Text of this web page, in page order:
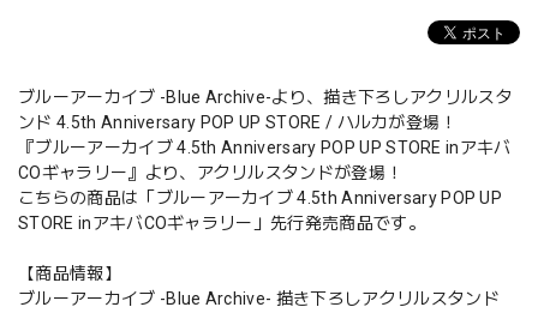
ブルーアーカイブ -Blue Archive-より、描き下ろしアクリルスタ
ンド 4.5th Anniversary POP UP STORE / ハルカが登場！
『ブルーアーカイブ 4.5th Anniversary POP UP STORE inアキバ
COギャラリー』より、アクリルスタンドが登場！
こちらの商品は「ブルーアーカイブ 4.5th Anniversary POP UP
STORE inアキバCOギャラリー」先行発売商品です。
【商品情報】
ブルーアーカイブ -Blue Archive- 描き下ろしアクリルスタンド